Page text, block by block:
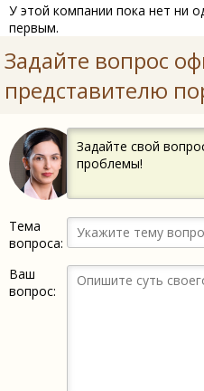
У этой компании пока нет ни
первым.
Задайте вопрос
представителю
Задайте свой
проблемы!
Тема
вопроса:
Ваш
вопрос: